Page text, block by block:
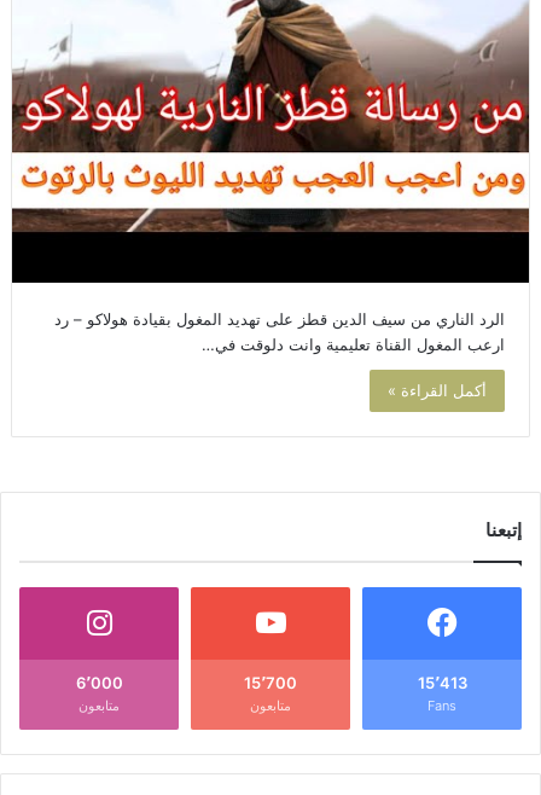
الرد الناري من سيف الدين قطز على تهديد المغول بقيادة هولاكو – رد
ارعب المغول القناة تعليمية وانت دلوقت في…
أكمل القراءة »
إتبعنا
15٬413
Fans
15٬700
متابعون
6٬000
متابعون